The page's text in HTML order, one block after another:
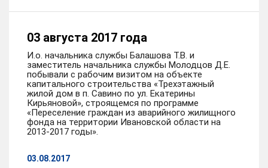
03 августа 2017 года
И.о. начальника службы Балашова Т.В. и
заместитель начальника службы Молодцов Д.Е.
побывали с рабочим визитом на объекте
капитального строительства «Трехэтажный
жилой дом в п. Савино по ул. Екатерины
Кирьяновой», строящемся по программе
«Переселение граждан из аварийного жилищного
фонда на территории Ивановской области на
2013-2017 годы».
03.08.2017